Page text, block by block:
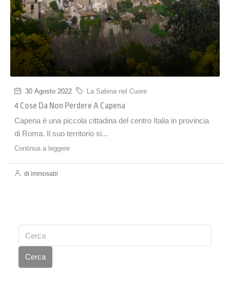
30 Agosto 2022 La Sabina nel Cuore
4 Cose Da Non Perdere A Capena
Capena è una piccola cittadina del centro Italia in provincia
di Roma. Il suo territorio si...
Continua a leggere
di immosabi
Cerca